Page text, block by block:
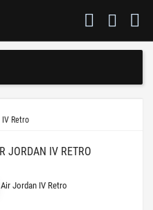
IV Retro
IV RETRO